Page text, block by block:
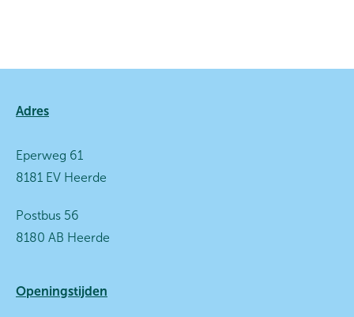
Contactinformatie
Adres
Eperweg 61
8181 EV Heerde
Postbus 56
8180 AB Heerde
Openingstijden